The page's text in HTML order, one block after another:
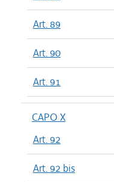
Art. 89
Art. 90
Art. 91
CAPO X
Art. 92
Art. 92 bis